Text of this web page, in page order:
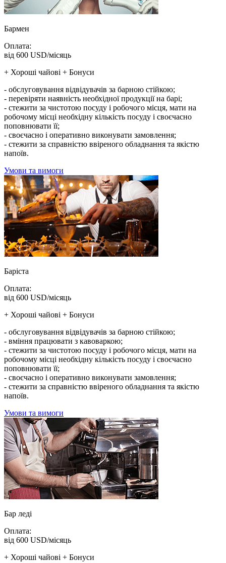
Бармен
Оплата:
від 600 USD/місяць
+ Хороші чайові + Бонуси
- обслуговування відвідувачів за барною стійкою;
- перевіряти наявність необхідної продукції на барі;
- стежити за чистотою посуду і робочого місця, мати на
робочому місці необхідну кількість посуду і своєчасно
поповнювати її;
- своєчасно і оперативно виконувати замовлення;
- стежити за справністю ввіреного обладнання та якістю
напоїв.
Умови та вимоги
Баріста
Оплата:
від 600 USD/місяць
+ Хороші чайові + Бонуси
- обслуговування відвідувачів за барною стійкою;
- вміння працювати з кавоваркою;
- стежити за чистотою посуду і робочого місця, мати на
робочому місці необхідну кількість посуду і своєчасно
поповнювати її;
- своєчасно і оперативно виконувати замовлення;
- стежити за справністю ввіреного обладнання та якістю
напоїв.
Умови та вимоги
Бар леді
Оплата:
від 600 USD/місяць
+ Хороші чайові + Бонуси